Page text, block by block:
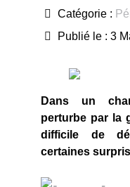
Catégorie :
Publié le : 3
Dans un
perturbe par la
difficile de
certaines